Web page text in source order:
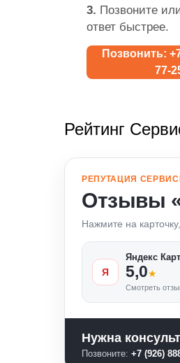
3. Позвоните
ответ быстрее.
Позвонить:
77-
Рейтинг
РЕПУТАЦИЯ
Отзывы
Нажмите на
Я
Яндекс
5,0★
Смотреть
Нужна
Позвоните: +7 (926)